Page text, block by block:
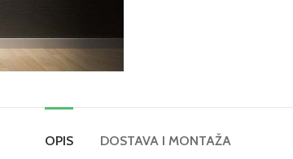
OPIS DOSTAVA I MONTAŽA